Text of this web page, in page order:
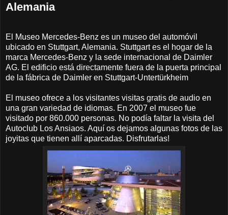
Alemania
El Museo Mercedes-Benz es un museo del automóvil
ubicado en Stuttgart, Alemania. Stuttgart es el hogar de la
marca Mercedes-Benz y la sede internacional de Daimler
AG. El edificio está directamente fuera de la puerta principal
de la fábrica de Daimler en Stuttgart-Untertürkheim
El museo ofrece a los visitantes visitas gratis de audio en
una gran variedad de idiomas. En 2007 el museo fue
visitado por 860.000 personas. No podía faltar la visita del
Autoclub Los Ansiaos. Aquí os dejamos algunas fotos de las
joyitas que tienen allí aparcadas. Disfrutarlas!